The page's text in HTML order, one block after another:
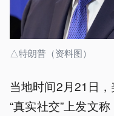
△特朗普（资料图）
当地时间2月21日
“真实社交”上发文